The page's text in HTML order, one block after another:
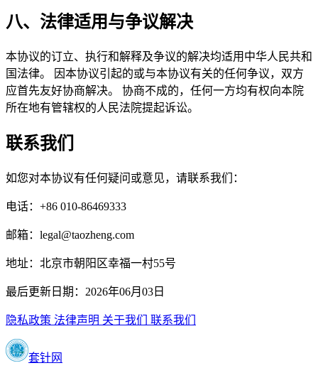
八、法律适用与争议解决
本协议的订立、执行和解释及争议的解决均适用中华人民共和
国法律。 因本协议引起的或与本协议有关的任何争议，双方
应首先友好协商解决。 协商不成的，任何一方均有权向本院
所在地有管辖权的人民法院提起诉讼。
联系我们
如您对本协议有任何疑问或意见，请联系我们：
电话：+86 010-86469333
邮箱：legal@taozheng.com
地址：北京市朝阳区幸福一村55号
最后更新日期：2026年06月03日
隐私政策 法律声明 关于我们 联系我们
套针网